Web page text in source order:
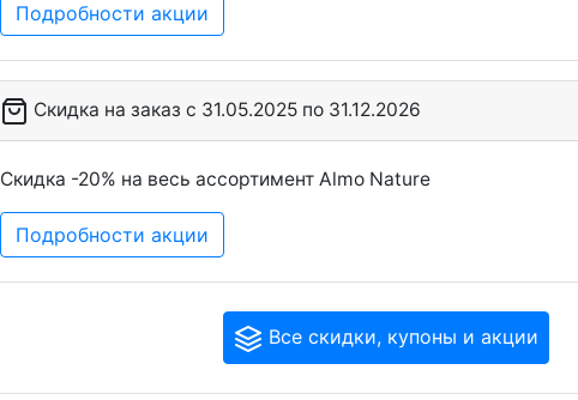
Подробности акции
Скидка на заказ c 31.05.2025 по 31.12.2026
Скидка -20% на весь ассортимент Almo Nature
Подробности акции
Все скидки, купоны и акции